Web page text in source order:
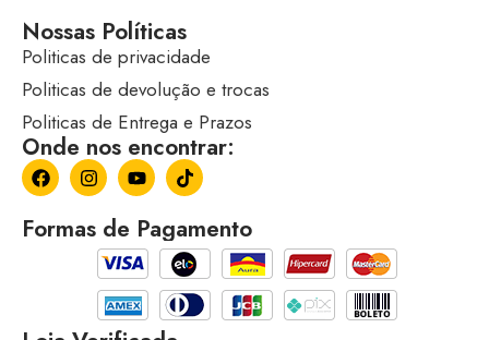
Nossas Políticas
Politicas de privacidade
Politicas de devolução e trocas
Politicas de Entrega e Prazos
Onde nos encontrar:
Formas de Pagamento